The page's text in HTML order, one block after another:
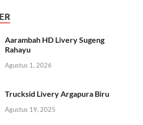
Aarambah HD Livery Sugeng
Rahayu
Agustus 1, 2026
Trucksid Livery Argapura Biru
Agustus 19, 2025